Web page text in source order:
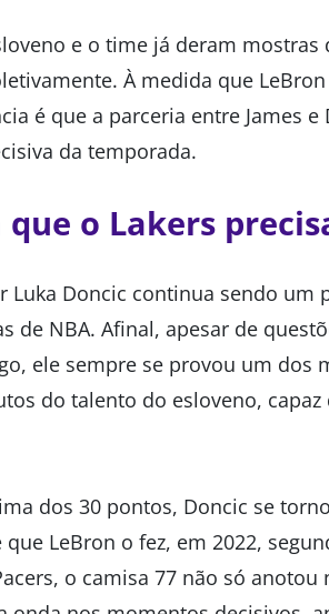
e o time já deram mostras
À medida que
é que a parceria entre James e
da temporada.
o Lakers
Luka Doncic continua sendo um
de NBA. Afinal, apesar de
ele sempre se provou um dos
do talento do esloveno,
dos 30 pontos, Doncic se
LeBron o fez, em 2022,
o camisa 77 não só anotou